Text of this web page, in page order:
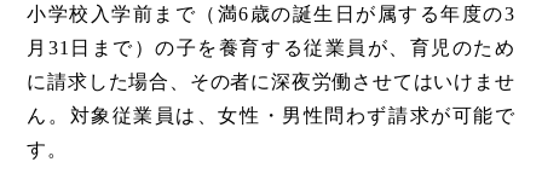
小学校入学前まで（満6歳の誕生日が属する年度の3
月31日まで）の子を養育する従業員が、育児のため
に請求した場合、その者に深夜労働させてはいけませ
ん。対象従業員は、女性・男性問わず請求が可能で
す。